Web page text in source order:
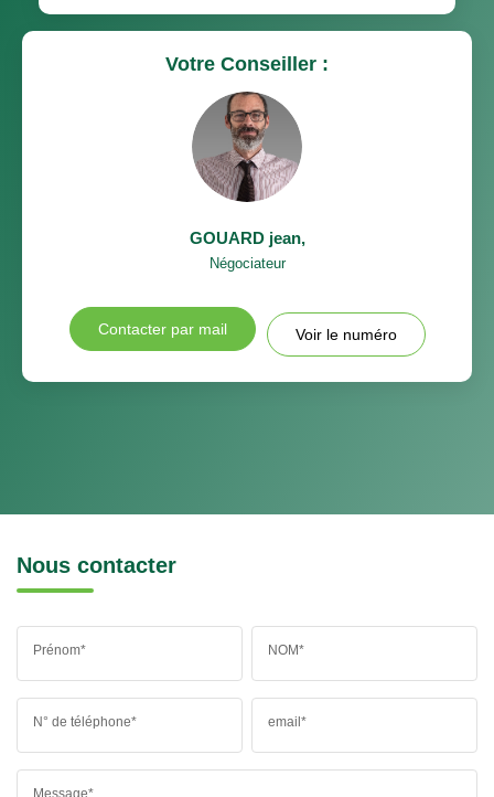
Votre Conseiller :
GOUARD jean,
Négociateur
Contacter par mail Voir le numéro
Nous contacter
Prénom* NOM*
N° de téléphone* email*
Message*